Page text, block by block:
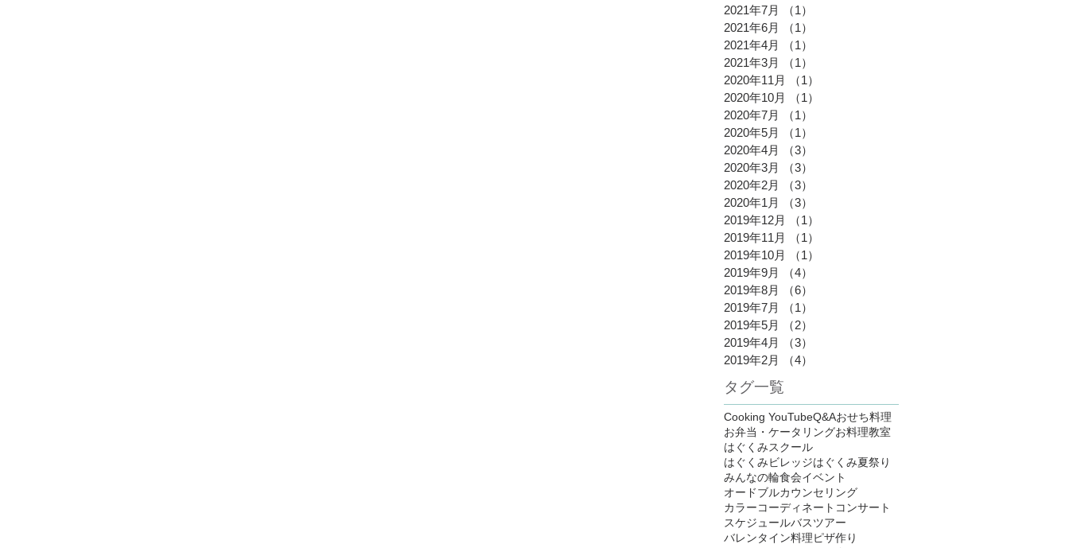
2021年7月
（1）
2021年6月
（1）
2021年4月
（1）
2021年3月
（1）
2020年11月
（1）
2020年10月
（1）
2020年7月
（1）
2020年5月
（1）
2020年4月
（3）
2020年3月
（3）
2020年2月
（3）
2020年1月
（3）
2019年12月
（1）
2019年11月
（1）
2019年10月
（1）
2019年9月
（4）
2019年8月
（6）
2019年7月
（1）
2019年5月
（2）
2019年4月
（3）
2019年2月
（4）
タグ一覧
Cooking YouTubeQ&Aおせち料理
お弁当・ケータリングお料理教室
はぐくみスクール
はぐくみビレッジはぐくみ夏祭り
みんなの輪食会イベント
オードブルカウンセリング
カラーコーディネート コンサート
スケジュールバスツアー
バレンタイン料理ピザ作り